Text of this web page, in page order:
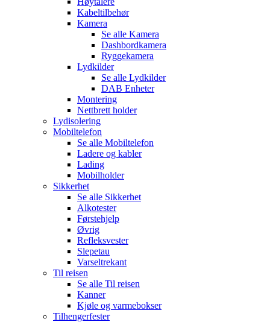
Kabeltilbehør
Kamera
Se alle Kamera
Dashbordkamera
Ryggekamera
Lydkilder
Se alle Lydkilder
DAB Enheter
Montering
Nettbrett holder
Lydisolering
Mobiltelefon
Se alle Mobiltelefon
Ladere og kabler
Lading
Mobilholder
Sikkerhet
Se alle Sikkerhet
Alkotester
Førstehjelp
Øvrig
Refleksvester
Slepetau
Varseltrekant
Til reisen
Se alle Til reisen
Kanner
Kjøle og varmebokser
Tilhengerfester